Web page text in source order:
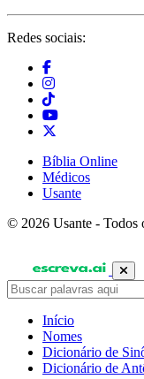
Redes sociais:
Bíblia Online
Médicos
Usante
© 2026 Usante - Todos
Início
Nomes
Dicionário de
Dicionário de